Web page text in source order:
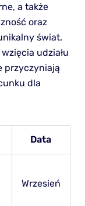
a także
oraz
świat.
udziału
przyczyniają
dla
Data
Wrzesień